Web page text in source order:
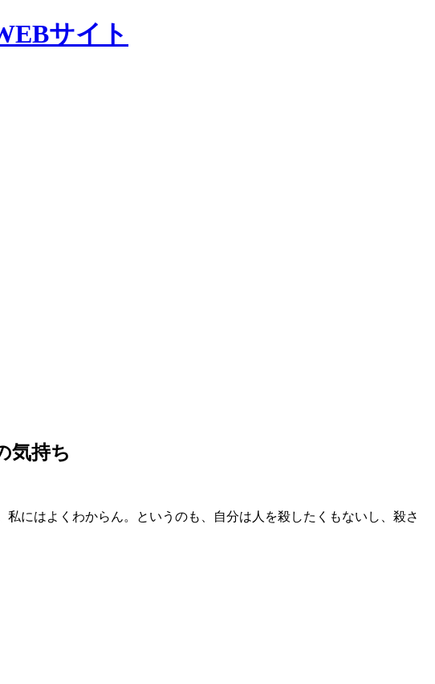
気持ち
にはよくわからん。というのも、自分は人を殺したくもないし、殺さ